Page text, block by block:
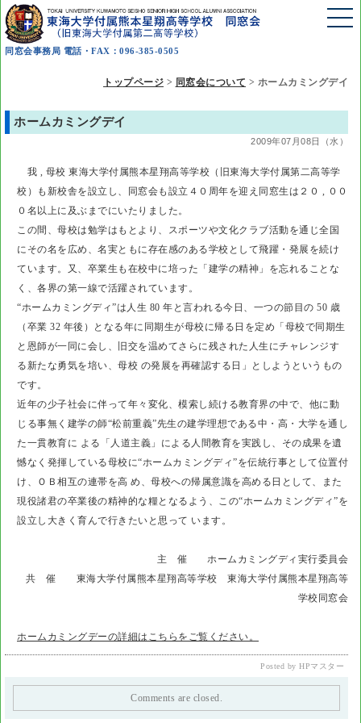
同窓会事務局 電話・FAX：096-385-0505
トップページ > 同窓会について > ホームカミングデイ
ホームカミングデイ
2009年07月08日（水）
我 , 母校 東海大学付属熊本星翔高等学校（旧東海大学付属第二高等学
校）も新校舎を設立し、同窓会も設立４０周年を迎え同窓生は２０ , ００
０名以上に及ぶまでにいたりました。
この間、母校は勉学はもとより、スポーツや文化クラブ活動を通じ全国
にその名を広め、名実ともに存在感のある学校として飛躍・発展を続け
ています。又、卒業生も在校中に培った「建学の精神」を忘れることな
く、各界の第一線で活躍されています。
“ホームカミングディ”は人生 80 年と言われる今日、一つの節目の 50 歳
（卒業 32 年後）となる年に同期生が母校に帰る日を定め「母校で同期生
と恩師が一同に会し、旧交を温めてさらに残された人生にチャレンジす
る新たな勇気を培い、母校 の発展を再確認する日」としようというもの
です。
近年の少子社会に伴って年々変化、模索し続ける教育界の中で、他に動
じる事無く建学の師“松前重義”先生の建学理想である中・高・大学を通し
た一貫教育に よる「人道主義」による人間教育を実践し、その成果を遺
憾なく発揮している母校に“ホームカミングディ”を伝統行事として位置付
け、ＯＢ相互の連帯を高 め、母校への帰属意識を高める日として、また
現役諸君の卒業後の精神的な糧となるよう、この“ホームカミングディ”を
設立し大きく育んで行きたいと思って います。
主 催 ホームカミングディ実行委員会
共 催 東海大学付属熊本星翔高等学校 東海大学付属熊本星翔高等
学校同窓会
ホームカミングデーの詳細はこちらをご覧ください。
Posted by HPマスター
Comments are closed.